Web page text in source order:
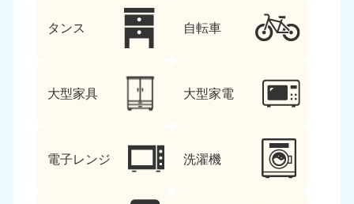
タンス 自転車
大型家具 大型家電
電子レンジ 洗濯機